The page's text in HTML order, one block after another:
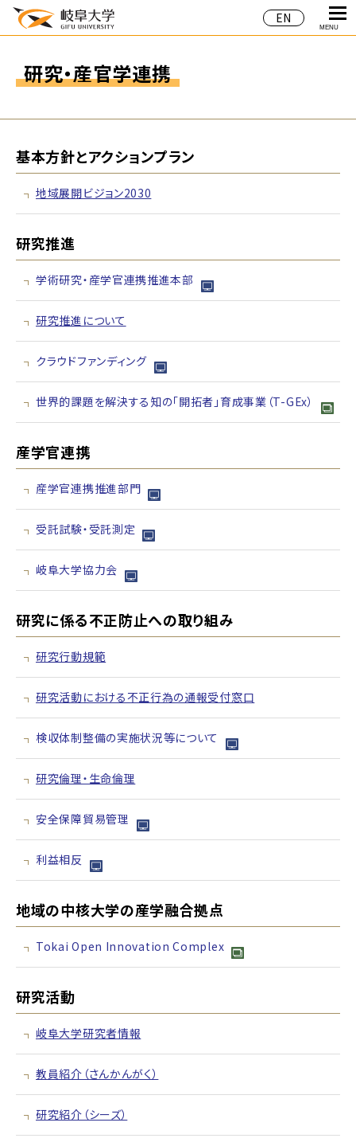
EN
MENU
研究・産官学連携
基本方針とアクションプラン
地域展開ビジョン2030
研究推進
学術研究・産学官連携推進本部
研究推進について
クラウドファンディング
世界的課題を解決する知の「開拓者」育成事業（T-GEx）
産学官連携
産学官連携推進部門
受託試験・受託測定
岐阜大学協力会
研究に係る不正防止への取り組み
研究行動規範
研究活動における不正行為の通報受付窓口
検収体制整備の実施状況等について
研究倫理・生命倫理
安全保障貿易管理
利益相反
地域の中核大学の産学融合拠点
Tokai Open Innovation Complex
研究活動
岐阜大学研究者情報
教員紹介（さんかんがく）
研究紹介（シーズ）